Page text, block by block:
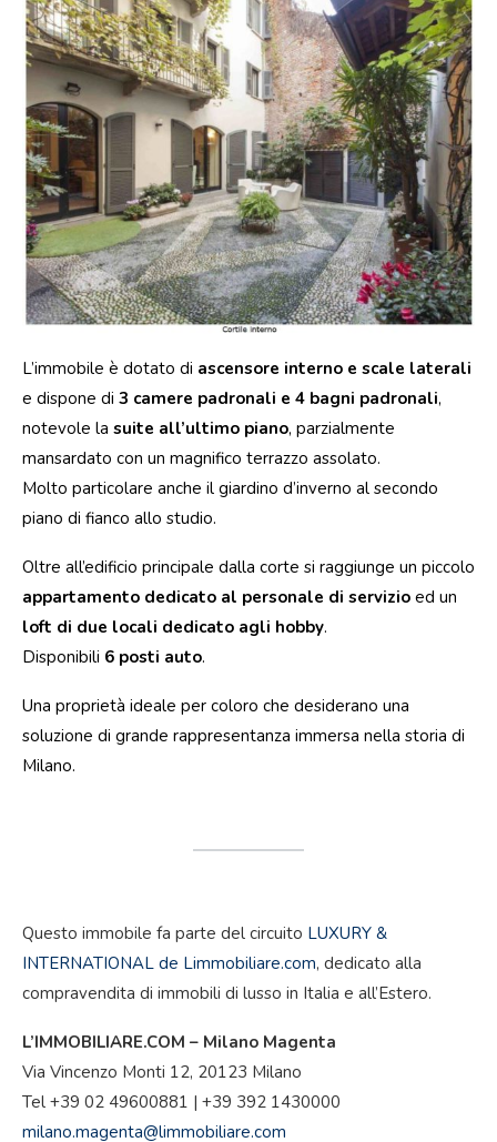
L’immobile è dotato di ascensore interno e scale laterali
e dispone di 3 camere padronali e 4 bagni padronali,
notevole la suite all’ultimo piano, parzialmente
mansardato con un magnifico terrazzo assolato.
Molto particolare anche il giardino d’inverno al secondo
piano di fianco allo studio.
Oltre all’edificio principale dalla corte si raggiunge un piccolo
appartamento dedicato al personale di servizio ed un
loft di due locali dedicato agli hobby.
Disponibili 6 posti auto.
Una proprietà ideale per coloro che desiderano una
soluzione di grande rappresentanza immersa nella storia di
Milano.
Questo immobile fa parte del circuito LUXURY &
INTERNATIONAL de Limmobiliare.com, dedicato alla
compravendita di immobili di lusso in Italia e all’Estero.
L’IMMOBILIARE.COM – Milano Magenta
Via Vincenzo Monti 12, 20123 Milano
Tel +39 02 49600881 | +39 392 1430000
milano.magenta@limmobiliare.com